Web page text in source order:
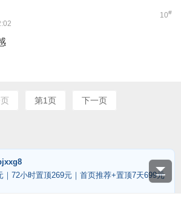
10#
页 第1页 下一页
｜72小时置顶269元｜首页推荐+置顶7天699元